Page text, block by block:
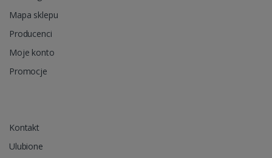
Mapa sklepu
Producenci
Moje konto
Promocje
Kontakt
Ulubione